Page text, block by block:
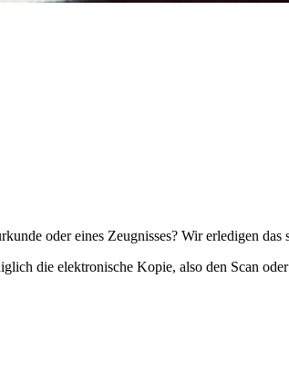
oder eines Zeugnisses? Wir erledigen
die elektronische Kopie, also den Scan